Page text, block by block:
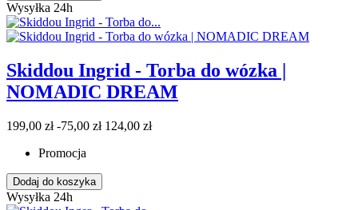
Wysyłka 24h
Skiddou Ingrid - Torba do wózka |
NOMADIC DREAM
199,00 zł -75,00 zł 124,00 zł
Promocja
Dodaj do koszyka
Wysyłka 24h